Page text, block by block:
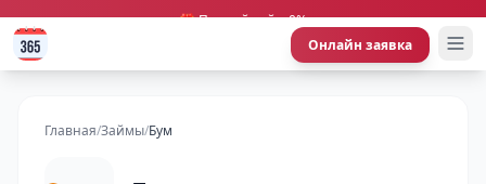
🎁 Первый займ 0%
Онлайн заявка
Главная/Займы/Бум